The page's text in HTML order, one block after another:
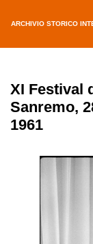
ARCHIVIO STORICO
XI Festival
Sanremo,
1961